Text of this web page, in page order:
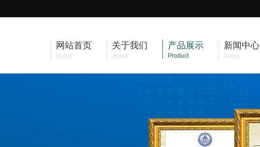
网站首页
Home
关于我们
About
产品展示
Product
新闻中心
News